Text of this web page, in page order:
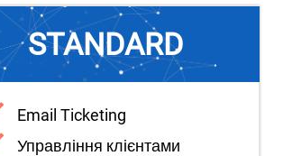
STANDARD
Email Ticketing
Управління клієнтами